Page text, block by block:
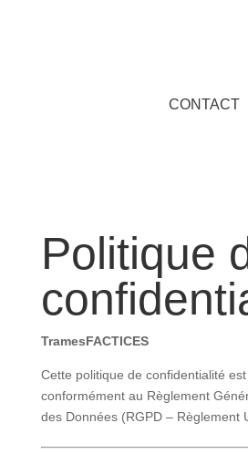
CONTACT
Politique
TramesFACTICES
Cette politique de confidentialité
conformément au Règlement
des Données (RGPD – Règlement